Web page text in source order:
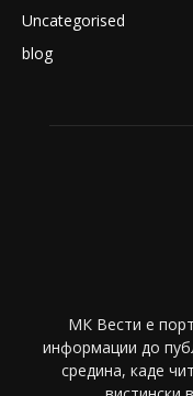
Uncategorised
blog
МК Вести е
информации до
средина, каде